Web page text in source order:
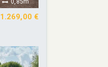
0,85m
1.269,00 €